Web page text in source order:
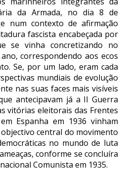
da Armada, no dia 8 de
num contexto de afirmação
fascista encabeçada por
se vinha concretizando no
correspondendo aos ecos
Se, por um lado, eram cada
mundiais de evolução
nas suas faces mais visíveis
antecipavam já a II Guerra
vitórias eleitorais das Frentes
Espanha em 1936 vinham
central do movimento
no mundo de luta
conforme se concluíra
Comunista em 1935.